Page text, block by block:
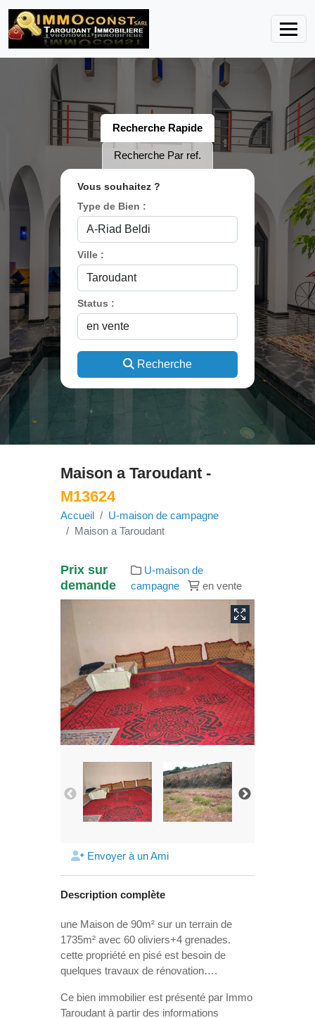
Recherche Rapide
Recherche Par ref.
Vous souhaitez ?
Type de Bien :
Ville :
Status :
Recherche
Maison a Taroudant -
M13624
Accueil
U-maison de campagne
Maison a Taroudant
Prix sur
demande
U-maison de
campagne
en vente
Envoyer à un Ami
Description complète
une Maison de 90m² sur un terrain de
1735m² avec 60 oliviers+4 grenades.
cette propriété en pisé est besoin de
quelques travaux de rénovation….
Ce bien immobilier est présenté par Immo
Taroudant à partir des informations